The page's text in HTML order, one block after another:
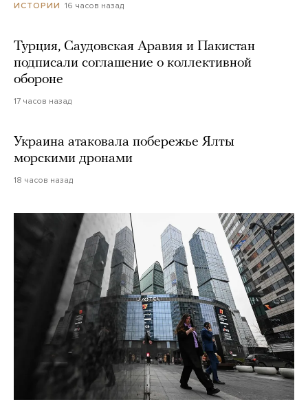
ИСТОРИИ 16 часов назад
Турция, Саудовская Аравия и Пакистан
подписали соглашение о коллективной
обороне
17 часов назад
Украина атаковала побережье Ялты
морскими дронами
18 часов назад